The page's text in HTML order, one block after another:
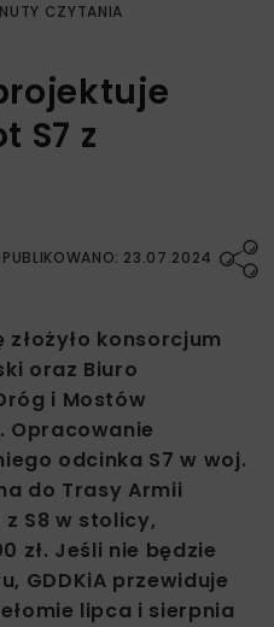
CZYTANIA
S7 z
23.07.2024
konsorcjum
oraz Biuro
i Mostów
Opracowanie
odcinka S7 w woj.
do Trasy Armii
S8 w stolicy,
zł. Jeśli nie będzie
GDDKiA przewiduje
lipca i sierpnia